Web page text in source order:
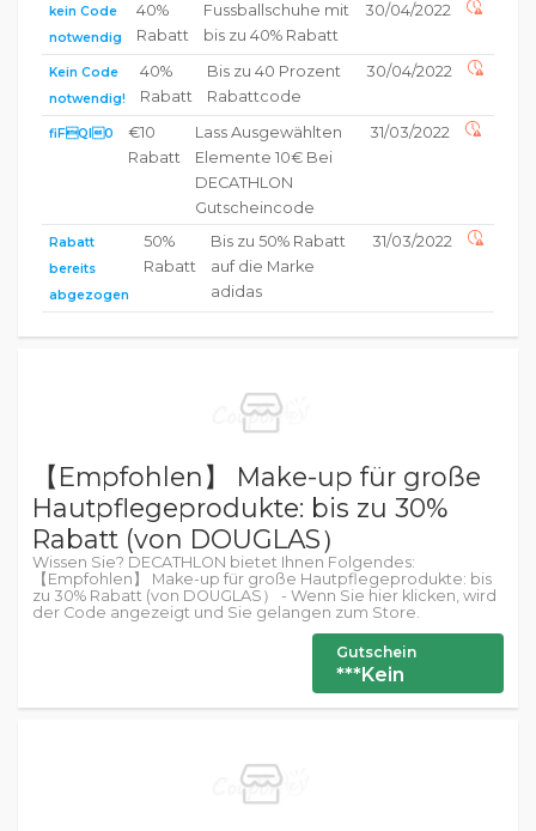
kein Code
notwendig
40%
Rabatt
Fussballschuhe mit
bis zu 40% Rabatt
30/04/2022
Kein Code
notwendig!
40%
Rabatt
Bis zu 40 Prozent
Rabattcode
30/04/2022
fiFQl0
€10
Rabatt
Lass Ausgewählten
Elemente 10€ Bei
DECATHLON
Gutscheincode
31/03/2022
Rabatt
bereits
abgezogen
50%
Rabatt
Bis zu 50% Rabatt
auf die Marke
adidas
31/03/2022
【Empfohlen】 Make-up für große
Hautpflegeprodukte: bis zu 30%
Rabatt (von DOUGLAS）
Wissen Sie? DECATHLON bietet Ihnen Folgendes:
【Empfohlen】 Make-up für große Hautpflegeprodukte: bis
zu 30% Rabatt (von DOUGLAS） - Wenn Sie hier klicken, wird
der Code angezeigt und Sie gelangen zum Store.
Gutschein
***Kein